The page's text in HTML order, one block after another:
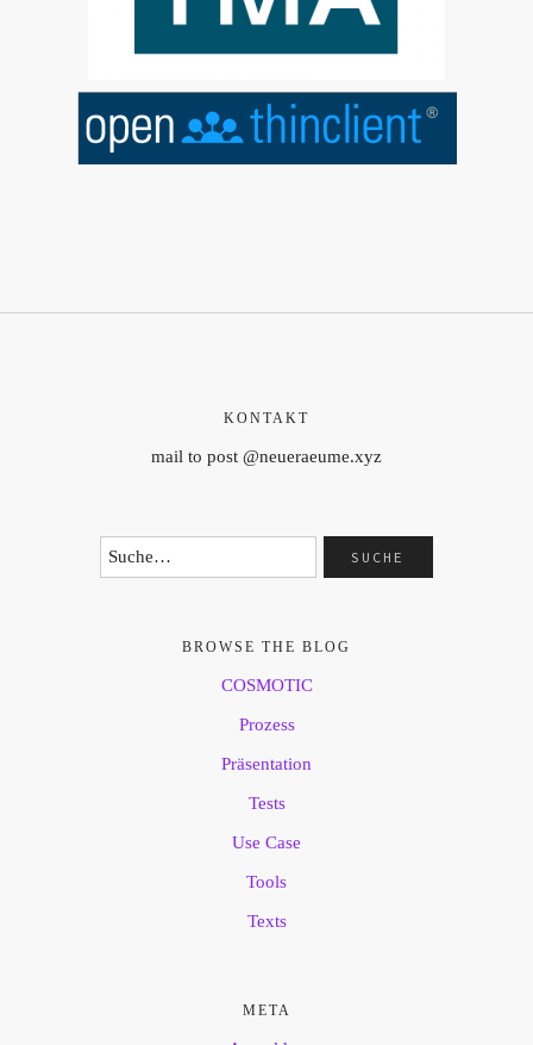
KONTAKT
mail to post @neueraeume.xyz
BROWSE THE BLOG
COSMOTIC
Prozess
Präsentation
Tests
Use Case
Tools
Texts
META